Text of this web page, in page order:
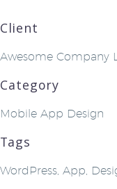
Client
Awesome Company
Category
Mobile App Design
Tags
WordPress, App,